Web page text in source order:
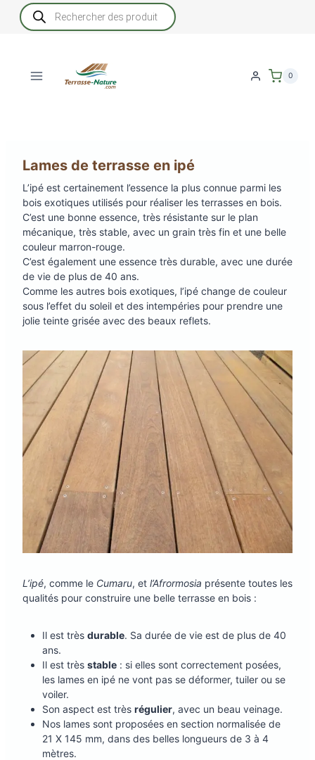
Recherche
de
produits
0
Lames de terrasse en ipé
L’ipé est certainement l’essence la plus connue parmi les
bois exotiques utilisés pour réaliser les terrasses en bois.
C’est une bonne essence, très résistante sur le plan
mécanique, très stable, avec un grain très fin et une belle
couleur marron-rouge.
C’est également une essence très durable, avec une durée
de vie de plus de 40 ans.
Comme les autres bois exotiques, l’ipé change de couleur
sous l’effet du soleil et des intempéries pour prendre une
jolie teinte grisée avec des beaux reflets.
L’ipé, comme le Cumaru, et l’Afrormosia présente toutes les
qualités pour construire une belle terrasse en bois :
Il est très durable. Sa durée de vie est de plus de 40
ans.
Il est très stable : si elles sont correctement posées,
les lames en ipé ne vont pas se déformer, tuiler ou se
voiler.
Son aspect est très régulier, avec un beau veinage.
Nos lames sont proposées en section normalisée de
21 X 145 mm, dans des belles longueurs de 3 à 4
mètres.